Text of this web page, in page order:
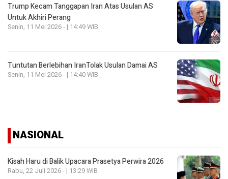
Trump Kecam Tanggapan Iran Atas Usulan AS
Untuk Akhiri Perang
Senin, 11 Mei 2026 - | 14:49 WIB
Tuntutan Berlebihan IranTolak Usulan Damai AS
Senin, 11 Mei 2026 - | 14:40 WIB
NASIONAL
Kisah Haru di Balik Upacara Prasetya Perwira 2026
Rabu, 22 Juli 2026 - | 13:29 WIB